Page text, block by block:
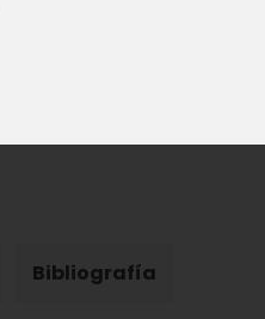
Murcia
Bibliografía